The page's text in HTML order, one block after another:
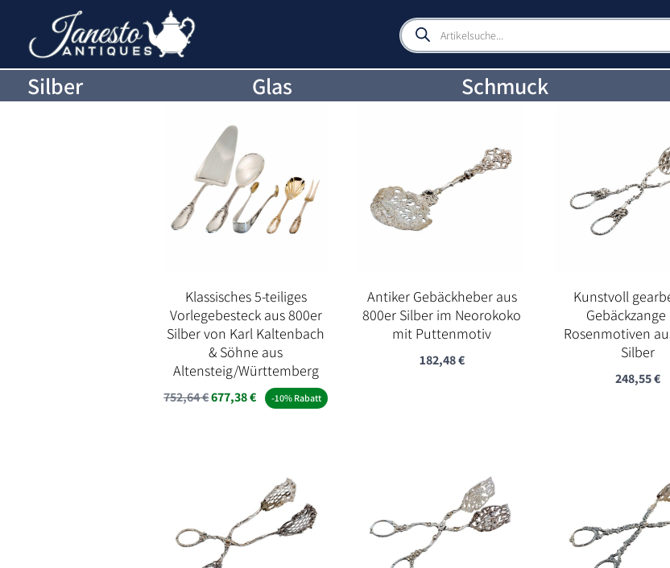
Products
search
Silber Glas Schmuck
Klassisches 5-teiliges
Vorlegebesteck aus 800er
Silber von Karl Kaltenbach
& Söhne aus
Altensteig/Württemberg
752,64€677,38€ -10% Rabatt
Antiker Gebäckheber aus
800er Silber im Neorokoko
mit Puttenmotiv
182,48€
Kunstvoll
Rosenmotiven
Silber
248,55€